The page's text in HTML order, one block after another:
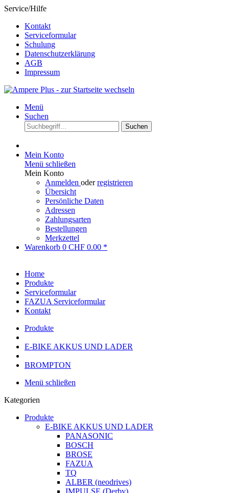
Service/Hilfe
Kontakt
Serviceformular
Schulung
Datenschutzerklärung
AGB
Impressum
Menü
Suchen
Suchen
Mein Konto
Menü schließen
Mein Konto
Anmelden oderregistrieren
Übersicht
Persönliche Daten
Adressen
Zahlungsarten
Bestellungen
Merkzettel
Warenkorb 0 CHF 0.00 *
Home
Produkte
Serviceformular
FAZUA Serviceformular
Kontakt
Produkte
E-BIKE AKKUS UND LADER
BROMPTON
Menü schließen
Kategorien
Produkte
E-BIKE AKKUS UND LADER
PANASONIC
BOSCH
BROSE
FAZUA
TQ
ALBER (neodrives)
IMPULSE (Derby)